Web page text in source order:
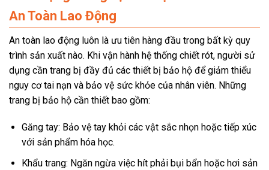
An Toàn Lao Động
An toàn lao động luôn là ưu tiên hàng đầu trong bất kỳ quy
trình sản xuất nào. Khi vận hành hệ thống chiết rót, người sử
dụng cần trang bị đầy đủ các thiết bị bảo hộ để giảm thiểu
nguy cơ tai nạn và bảo vệ sức khỏe của nhân viên. Những
trang bị bảo hộ cần thiết bao gồm:
Găng tay: Bảo vệ tay khỏi các vật sắc nhọn hoặc tiếp xúc
với sản phẩm hóa học.
Khẩu trang: Ngăn ngừa việc hít phải bụi bẩn hoặc hơi sản